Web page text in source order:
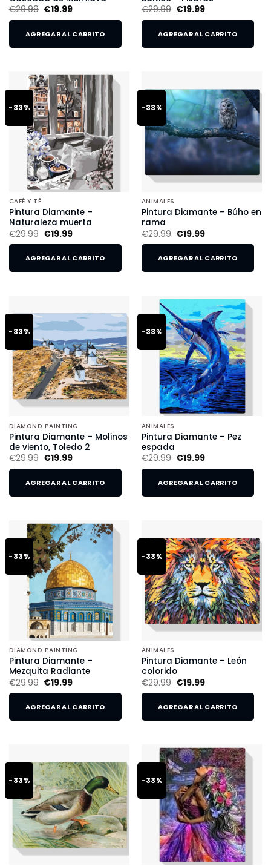
€29.99 €19.99
AGREGAR AL CARRITO
€29.99 €19.99
AGREGAR AL CARRITO
-33%
CAFÉ Y TÉ
Pintura Diamante –
Naturaleza muerta
€29.99 €19.99
AGREGAR AL CARRITO
-33%
ANIMALES
Pintura Diamante – Búho en
rama
€29.99 €19.99
AGREGAR AL CARRITO
-33%
DIAMOND PAINTING
Pintura Diamante – Molinos
de viento, Toledo 2
€29.99 €19.99
AGREGAR AL CARRITO
-33%
ANIMALES
Pintura Diamante – Pez
espada
€29.99 €19.99
AGREGAR AL CARRITO
-33%
DIAMOND PAINTING
Pintura Diamante –
Mezquita Radiante
€29.99 €19.99
AGREGAR AL CARRITO
-33%
ANIMALES
Pintura Diamante – León
colorido
€29.99 €19.99
AGREGAR AL CARRITO
-33% -33%